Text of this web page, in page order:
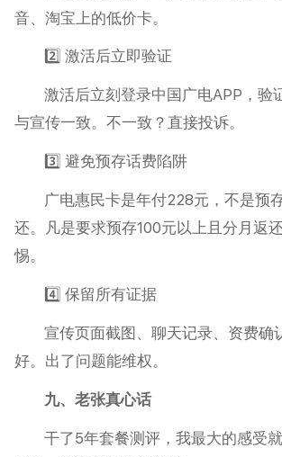
音、淘宝上的低价卡。
2️⃣ 激活后立即验证
激活后立刻登录中国广电APP，验
与宣传一致。不一致？直接投诉。
3️⃣ 避免预存话费陷阱
广电惠民卡是年付228元，不是预
还。凡是要求预存100元以上且分月返
惕。
4️⃣ 保留所有证据
宣传页面截图、聊天记录、资费确
好。出了问题能维权。
九、老张真心话
干了5年套餐测评，我最大的感受